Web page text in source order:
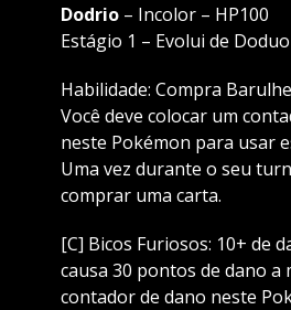
Dodrio– Incolor – HP100
Estágio 1 – Evolui de Doduo
Habilidade: Compra
Você deve colocar um
neste Pokémon para usar
Uma vez durante o seu
comprar uma carta.
[C] Bicos Furiosos: 10+ de
causa 30 pontos de dano a
contador de dano neste